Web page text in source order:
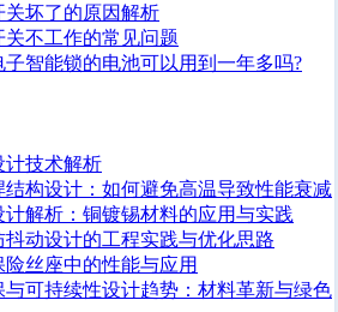
关坏了的原因解析
不工作的常见问题
智能锁的电池可以用到一年多吗?
计技术解析
构设计：如何避免高温导致性能衰减
计解析：铜镀锡材料的应用与实践
动设计的工程实践与优化思路
丝座中的性能与应用
可持续性设计趋势：材料革新与绿色